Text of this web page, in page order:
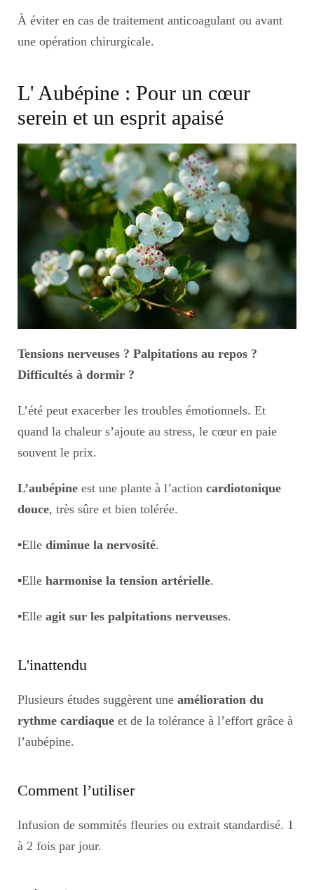
À éviter en cas de traitement anticoagulant ou avant
une opération chirurgicale.
L' Aubépine : Pour un cœur
serein et un esprit apaisé
Tensions nerveuses ? Palpitations au repos ?
Difficultés à dormir ?
L’été peut exacerber les troubles émotionnels. Et
quand la chaleur s’ajoute au stress, le cœur en paie
souvent le prix.
L’aubépine est une plante à l’action cardiotonique
douce, très sûre et bien tolérée.
▪️Elle diminue la nervosité.
▪️Elle harmonise la tension artérielle.
▪️Elle agit sur les palpitations nerveuses.
L'inattendu
Plusieurs études suggèrent une amélioration du
rythme cardiaque et de la tolérance à l’effort grâce à
l’aubépine.
Comment l’utiliser
Infusion de sommités fleuries ou extrait standardisé. 1
à 2 fois par jour.